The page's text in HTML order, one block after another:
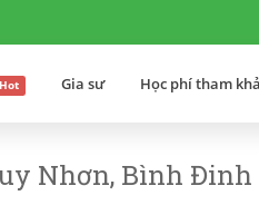
Hot Gia sư Học phí tham
Nhơn, Bình Đinh